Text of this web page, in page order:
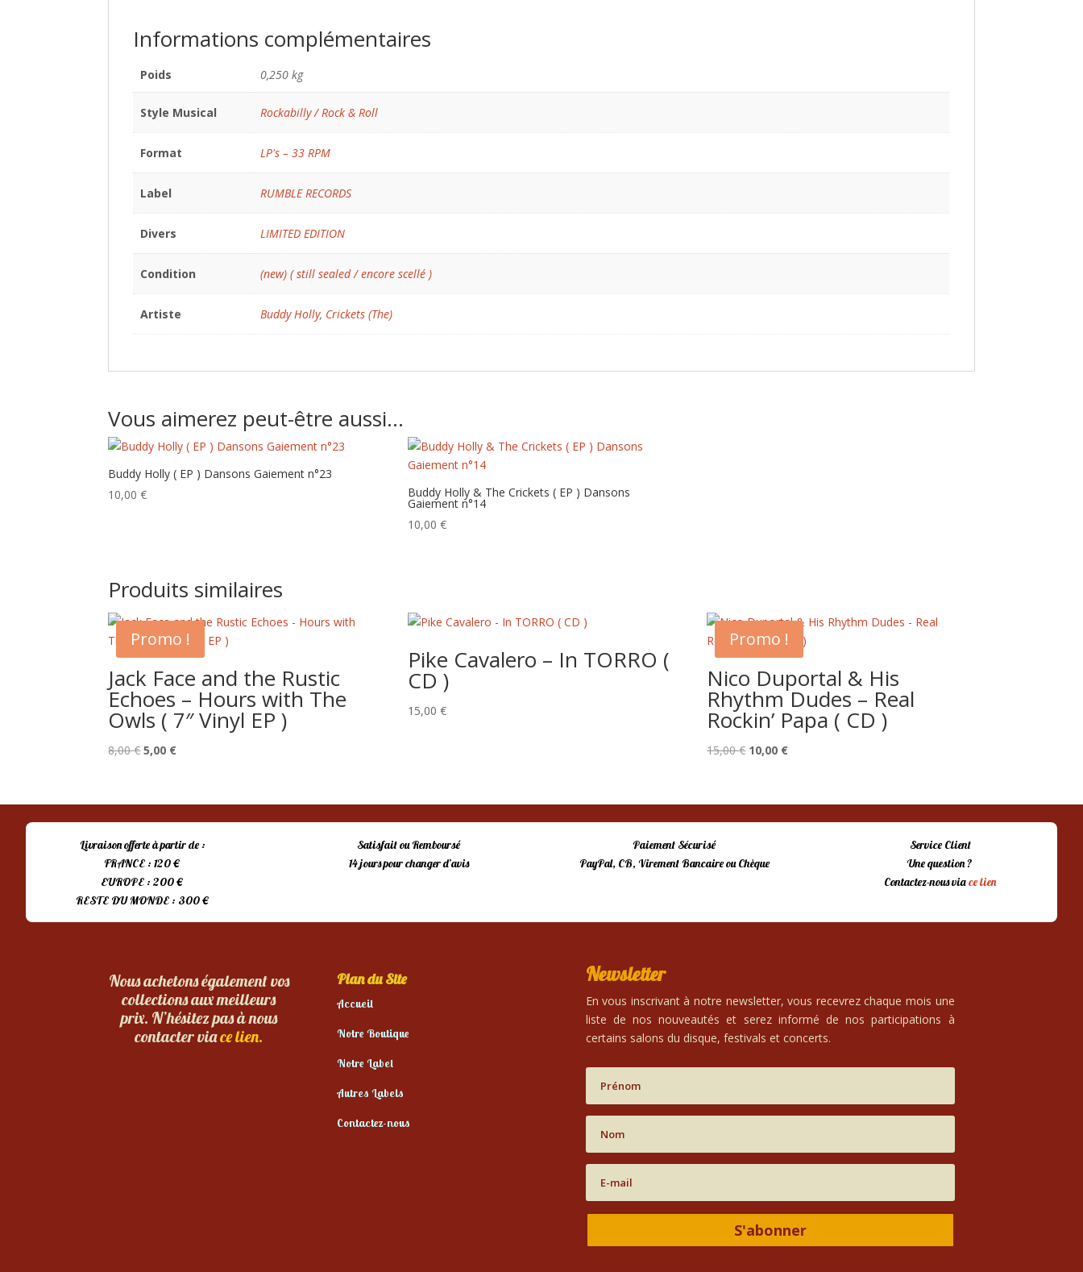
Informations complémentaires
Poids 0,250 kg
Style Musical Rockabilly / Rock & Roll
Format LP's – 33 RPM
Label RUMBLE RECORDS
Divers LIMITED EDITION
Condition (new) ( still sealed / encore scellé )
Artiste Buddy Holly, Crickets (The)
Vous aimerez peut-être aussi…
Buddy Holly ( EP ) Dansons Gaiement n°23
10,00€ Buddy Holly & The Crickets ( EP ) Dansons
Gaiement n°14
10,00 €
Produits similaires
Promo !
Jack Face and the Rustic
Echoes – Hours with The
Owls ( 7″ Vinyl EP )
8,00€Le
était :
8,00 €.
5,00 €Le
est :
5,00 €.
Pike Cavalero – In TORRO (
CD )
15,00 €
Promo !
Nico Duportal & His
Rhythm Dudes – Real
Rockin’ Papa ( CD )
15,00€ Le
était :
15,00 €.
10,00 €Le
est :
10,00 €.
Livraison offerte à partir de :
FRANCE : 120 €
EUROPE : 200 €
RESTE DU MONDE : 300 €
Satisfait ou Remboursé
14 jours pour changer d’avis
Paiement Sécurisé
PayPal, CB, Virement Bancaire ou Chèque
Service Client
Une question ?
Contactez-nous viace lien
Nous achetons également vos
collections aux meilleurs
prix. N’hésitez pas à nous
contacter viace lien.
Plan du Site
Accueil
Notre Boutique
Notre Label
Autres Labels
Contactez-nous
Newsletter
En vous inscrivant à notre newsletter, vous recevrez chaque mois une
liste de nos nouveautés et serez informé de nos participations à
certains salons du disque, festivals et concerts.
S'abonner